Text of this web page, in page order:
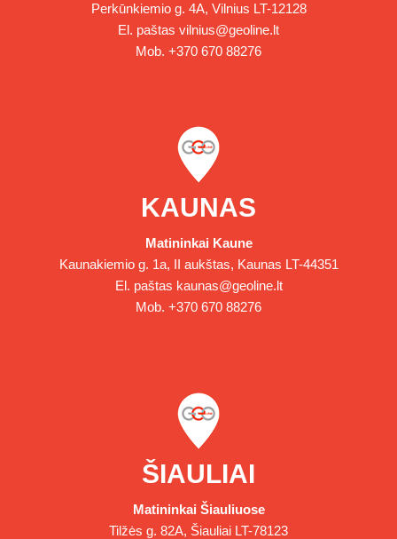
Perkūnkiemio g. 4A, Vilnius LT-12128
El. paštas vilnius@geoline.lt
Mob. +370 670 88276
KAUNAS
Matininkai Kaune
Kaunakiemio g. 1a, II aukštas, Kaunas LT-44351
El. paštas kaunas@geoline.lt
Mob. +370 670 88276
ŠIAULIAI
Matininkai Šiauliuose
Tilžės g. 82A, Šiauliai LT-78123